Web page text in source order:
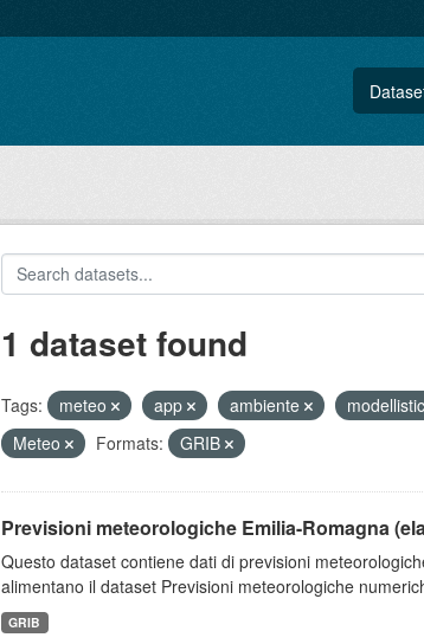
1 dataset found
Tags: meteo app ambiente
Meteo
Formats: GRIB
Previsioni meteorologiche Emilia-Romagna
Questo dataset contiene dati di previsioni
alimentano il dataset Previsioni meteorologiche
GRIB